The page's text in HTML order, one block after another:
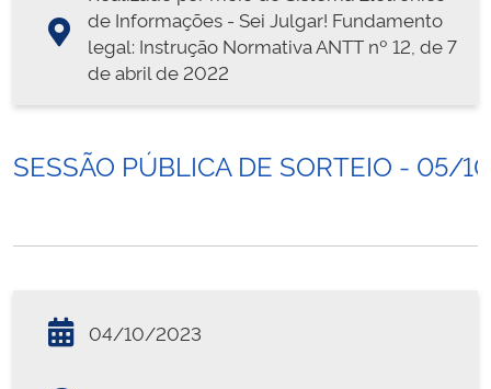
de Informações - Sei Julgar! Fundamento
legal: Instrução Normativa ANTT nº 12, de 7
de abril de 2022
SESSÃO PÚBLICA DE SORTEIO - 05/
04/10/2023